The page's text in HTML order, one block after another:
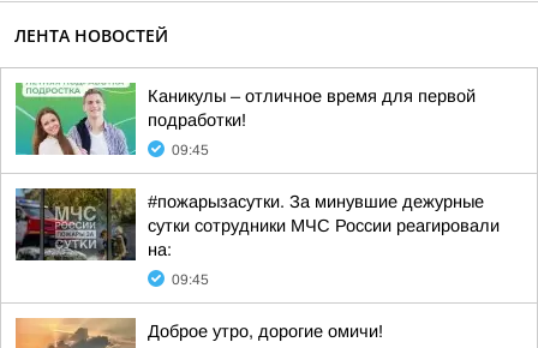
ЛЕНТА НОВОСТЕЙ
Каникулы – отличное время для первой
подработки!
09:45
#пожарызасутки. За минувшие дежурные
сутки сотрудники МЧС России реагировали
на:
09:45
Доброе утро, дорогие омичи!